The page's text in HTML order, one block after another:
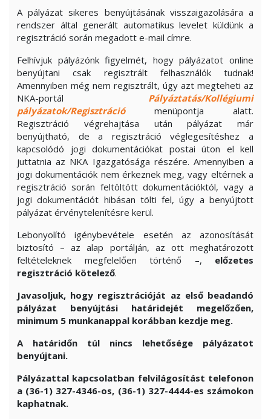
A pályázat sikeres benyújtásának visszaigazolására a
rendszer által generált automatikus levelet küldünk a
regisztráció során megadott e-mail címre.
Felhívjuk pályázónk figyelmét, hogy pályázatot online
benyújtani csak regisztrált felhasználók tudnak!
Amennyiben még nem regisztrált, úgy azt megteheti az
NKA-portál Pályáztatás/Kollégiumi
pályázatok/Regisztráció
menüpontja alatt.
Regisztráció végrehajtása után pályázat már
benyújtható, de a regisztráció véglegesítéshez a
kapcsolódó jogi dokumentációkat postai úton el kell
juttatnia az NKA Igazgatósága részére. Amennyiben a
jogi dokumentációk nem érkeznek meg, vagy eltérnek a
regisztráció során feltöltött dokumentációktól, vagy a
jogi dokumentációt hibásan tölti fel, úgy a benyújtott
pályázat érvénytelenítésre kerül.
Lebonyolító igénybevétele esetén az azonosítását
biztosító – az alap portálján, az ott meghatározott
feltételeknek megfelelően történő –, előzetes
regisztráció kötelező.
Javasoljuk, hogy regisztrációját az első beadandó
pályázat benyújtási határidejét megelőzően,
minimum 5 munkanappal korábban kezdje meg.
A határidőn túl nincs lehetősége pályázatot
benyújtani.
Pályázattal kapcsolatban felvilágosítást telefonon
a (36-1) 327-4346-os, (36-1) 327-4444-es számokon
kaphatnak.